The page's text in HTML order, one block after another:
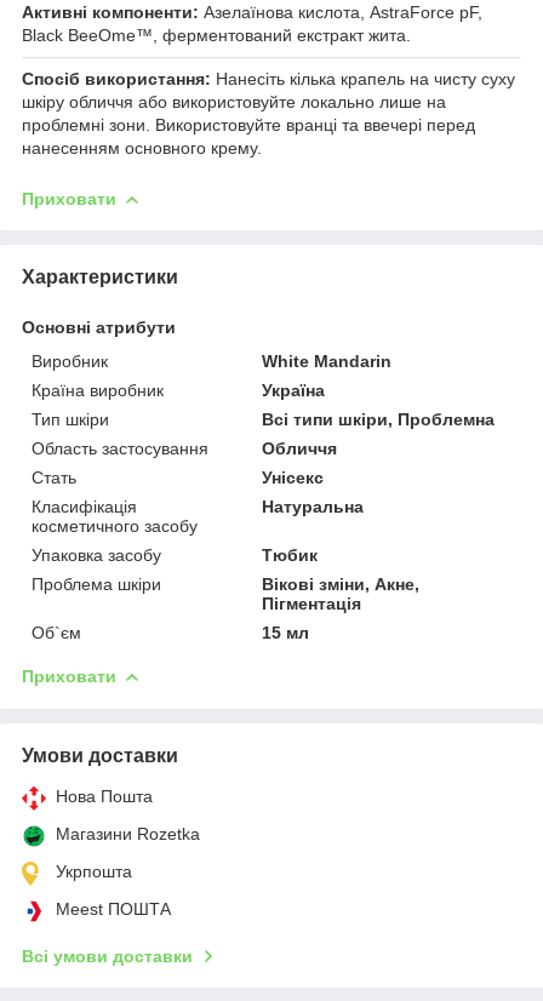
Активні компоненти: Азелаїнова кислота, AstraForce pF,
Black BeeOme™, ферментований екстракт жита.
Спосіб використання: Нанесіть кілька крапель на чисту суху
шкіру обличчя або використовуйте локально лише на
проблемні зони. Використовуйте вранці та ввечері перед
нанесенням основного крему.
Приховати
Характеристики
Основні атрибути
Виробник
White Mandarin
Країна виробник
Україна
Тип шкіри
Всі типи шкіри, Проблемна
Область застосування
Обличчя
Стать
Унісекс
Класифікація
косметичного засобу
Натуральна
Упаковка засобу
Тюбик
Проблема шкіри
Вікові зміни, Акне,
Пігментація
Об`єм
15 мл
Приховати
Умови доставки
Нова Пошта
Магазини Rozetka
Укрпошта
Meest ПОШТА
Всі умови доставки